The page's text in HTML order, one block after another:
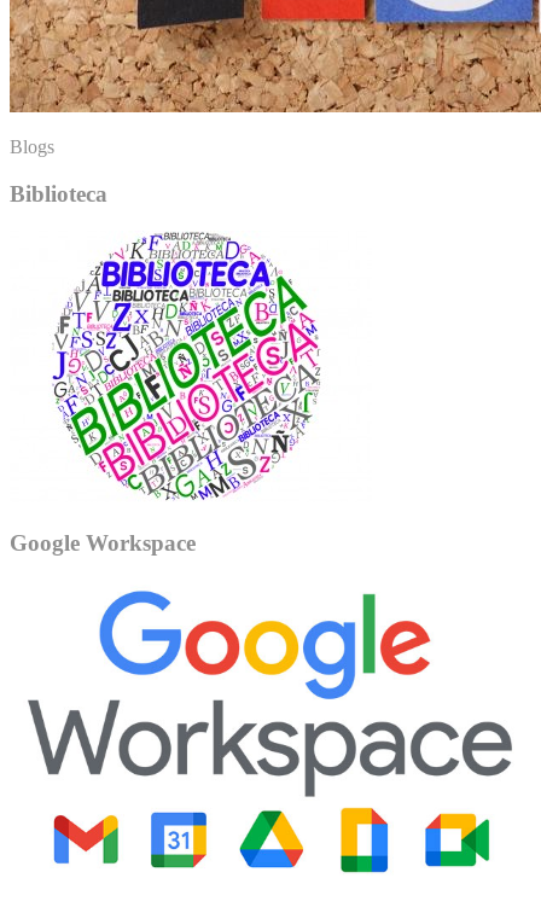
Blogs
Biblioteca
Google Workspace